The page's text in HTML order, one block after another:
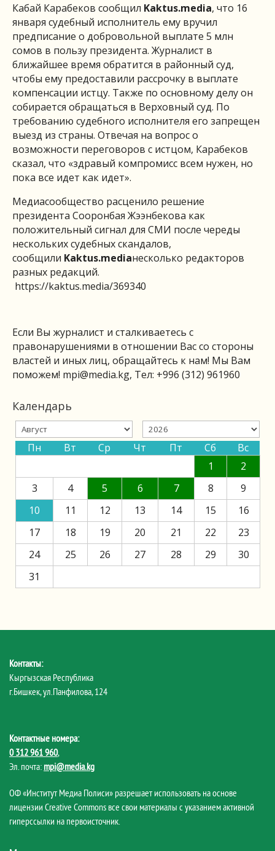
Кабай Карабеков сообщил Kaktus.media, что 16
января судебный исполнитель ему вручил
предписание о добровольной выплате 5 млн
сомов в пользу президента. Журналист в
ближайшее время обратится в районный суд,
чтобы ему предоставили рассрочку в выплате
компенсации истцу. Также по основному делу он
собирается обращаться в Верховный суд. По
требованию судебного исполнителя его запрещен
выезд из страны. Отвечая на вопрос о
возможности переговоров с истцом, Карабеков
сказал, что «здравый компромисс всем нужен, но
пока все идет как идет».
Медиасообщество расценило решение
президента Сооронбая Жээнбекова как
положительный сигнал для СМИ после череды
нескольких судебных скандалов,
сообщили Kaktus.mediaнесколько редакторов
разных редакций.
https://kaktus.media/369340
Если Вы журналист и сталкиваетесь с
правонарушениями в отношении Вас со стороны
властей и иных лиц, обращайтесь к нам! Мы Вам
поможем! mpi@media.kg, Тел: +996 (312) 961960
Календарь
Пн Вт Ср Чт Пт Сб
Вс
1
2
3
4 5 6 7 8
9
10
11 12 13 14 15
16
17
18 19 20 21 22
23
24
25 26 27 28 29
30
31
Контакты:
Кыргызская Республика
г.Бишкек, ул.Панфилова, 124
Контактные номера:
0 312 961 960,
Эл. почта: mpi@media.kg
ОФ «Институт Медиа Полиси» разрешает использовать на основе
лицензии Creative Commons все свои материалы с указанием активной
гиперссылки на первоисточник.